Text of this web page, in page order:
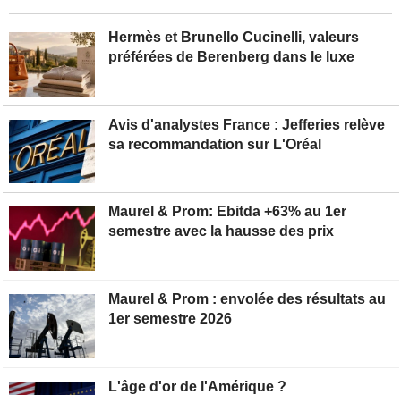
Hermès et Brunello Cucinelli, valeurs
préférées de Berenberg dans le luxe
Avis d'analystes France : Jefferies relève
sa recommandation sur L'Oréal
Maurel & Prom: Ebitda +63% au 1er
semestre avec la hausse des prix
Maurel & Prom : envolée des résultats au
1er semestre 2026
L'âge d'or de l'Amérique ?